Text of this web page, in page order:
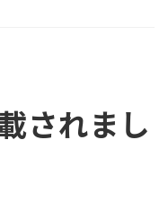
されまし